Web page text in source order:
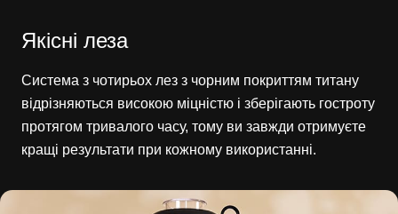
Якісні леза
Система з чотирьох лез з чорним покриттям титану
відрізняються високою міцністю і зберігають гостроту
протягом тривалого часу, тому ви завжди отримуєте
кращі результати при кожному використанні.